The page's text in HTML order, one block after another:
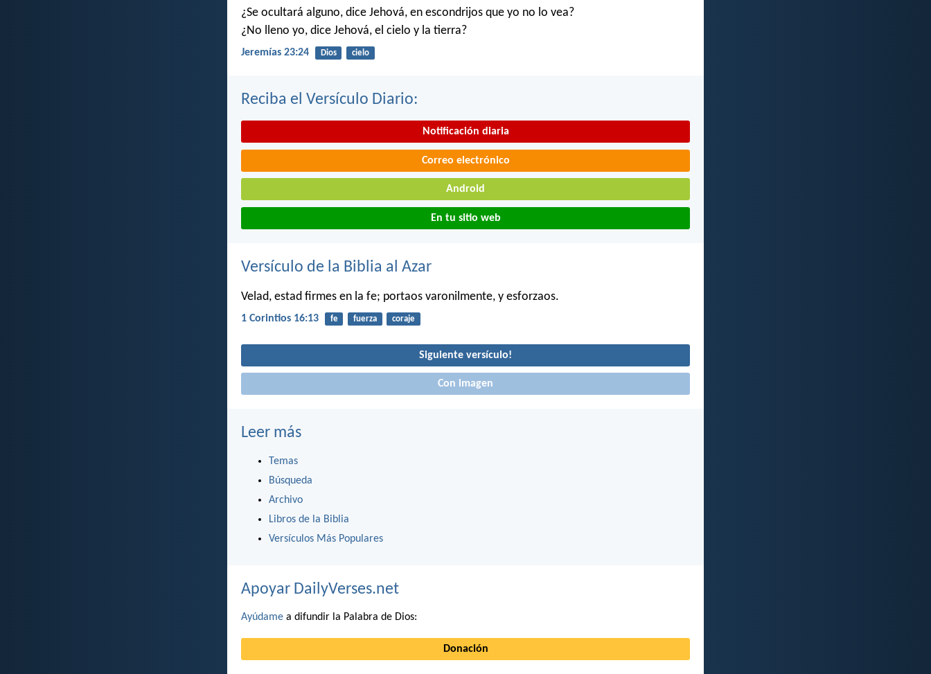
¿Se ocultará alguno, dice Jehová, en escondrijos que yo no lo vea?
¿No lleno yo, dice Jehová, el cielo y la tierra?
Jeremías 23:24 Dios cielo
Reciba el Versículo Diario:
Notificación diaria
Correo electrónico
Android
En tu sitio web
Versículo de la Biblia al Azar
Velad, estad firmes en la fe; portaos varonilmente, y esforzaos.
1 Corintios 16:13 fe fuerza coraje
Siguiente versículo!
Con imagen
Leer más
Temas
Búsqueda
Archivo
Libros de la Biblia
Versículos Más Populares
Apoyar DailyVerses.net
Ayúdame a difundir la Palabra de Dios:
Donación